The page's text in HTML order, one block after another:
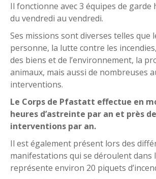
Il fonctionne avec 3 équipes de garde
du vendredi au vendredi.
Ses missions sont diverses telles que
personne, la lutte contre les
des biens et de l’environnement, la
animaux, mais aussi de nombreuses
interventions.
Le Corps de Pfastatt effectue en
heures d’astreinte par an et près
interventions par an.
Il est également présent lors des
manifestations qui se déroulent dans
représente environ 20 piquets